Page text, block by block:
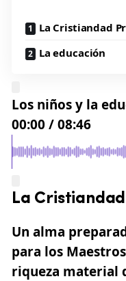
La Cristiandad
La educación
Los niños y la
00:00 /08:46
La
Un alma
para los
riqueza material